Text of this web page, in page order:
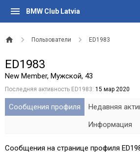
BMW Club Latvia
Пользователи ED1983
ED1983
New Member, Мужской, 43
Последняя активность ED1983: 15 мар 2020
Сообщения профиля Недавняя
Информация
Сообщения на странице профиля